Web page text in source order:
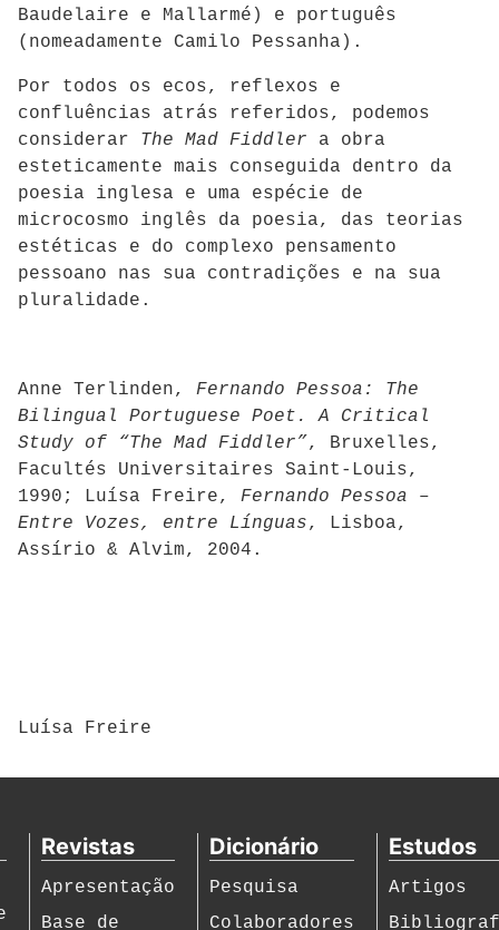
Baudelaire e Mallarmé) e português
(nomeadamente Camilo Pessanha).
Por todos os ecos, reflexos e
confluências atrás referidos, podemos
considerar The Mad Fiddler a obra
esteticamente mais conseguida dentro da
poesia inglesa e uma espécie de
microcosmo inglês da poesia, das teorias
estéticas e do complexo pensamento
pessoano nas sua contradições e na sua
pluralidade.
Anne Terlinden, Fernando Pessoa: The
Bilingual Portuguese Poet.A Critical
Study of “The Mad Fiddler”, Bruxelles,
Facultés Universitaires Saint-Louis,
1990; Luísa Freire, Fernando Pessoa –
Entre Vozes, entre Línguas, Lisboa,
Assírio & Alvim, 2004.
Luísa Freire
Revistas
Apresentação
Base de
Dicionário
Pesquisa
Colaboradores
Estudos
Artigos